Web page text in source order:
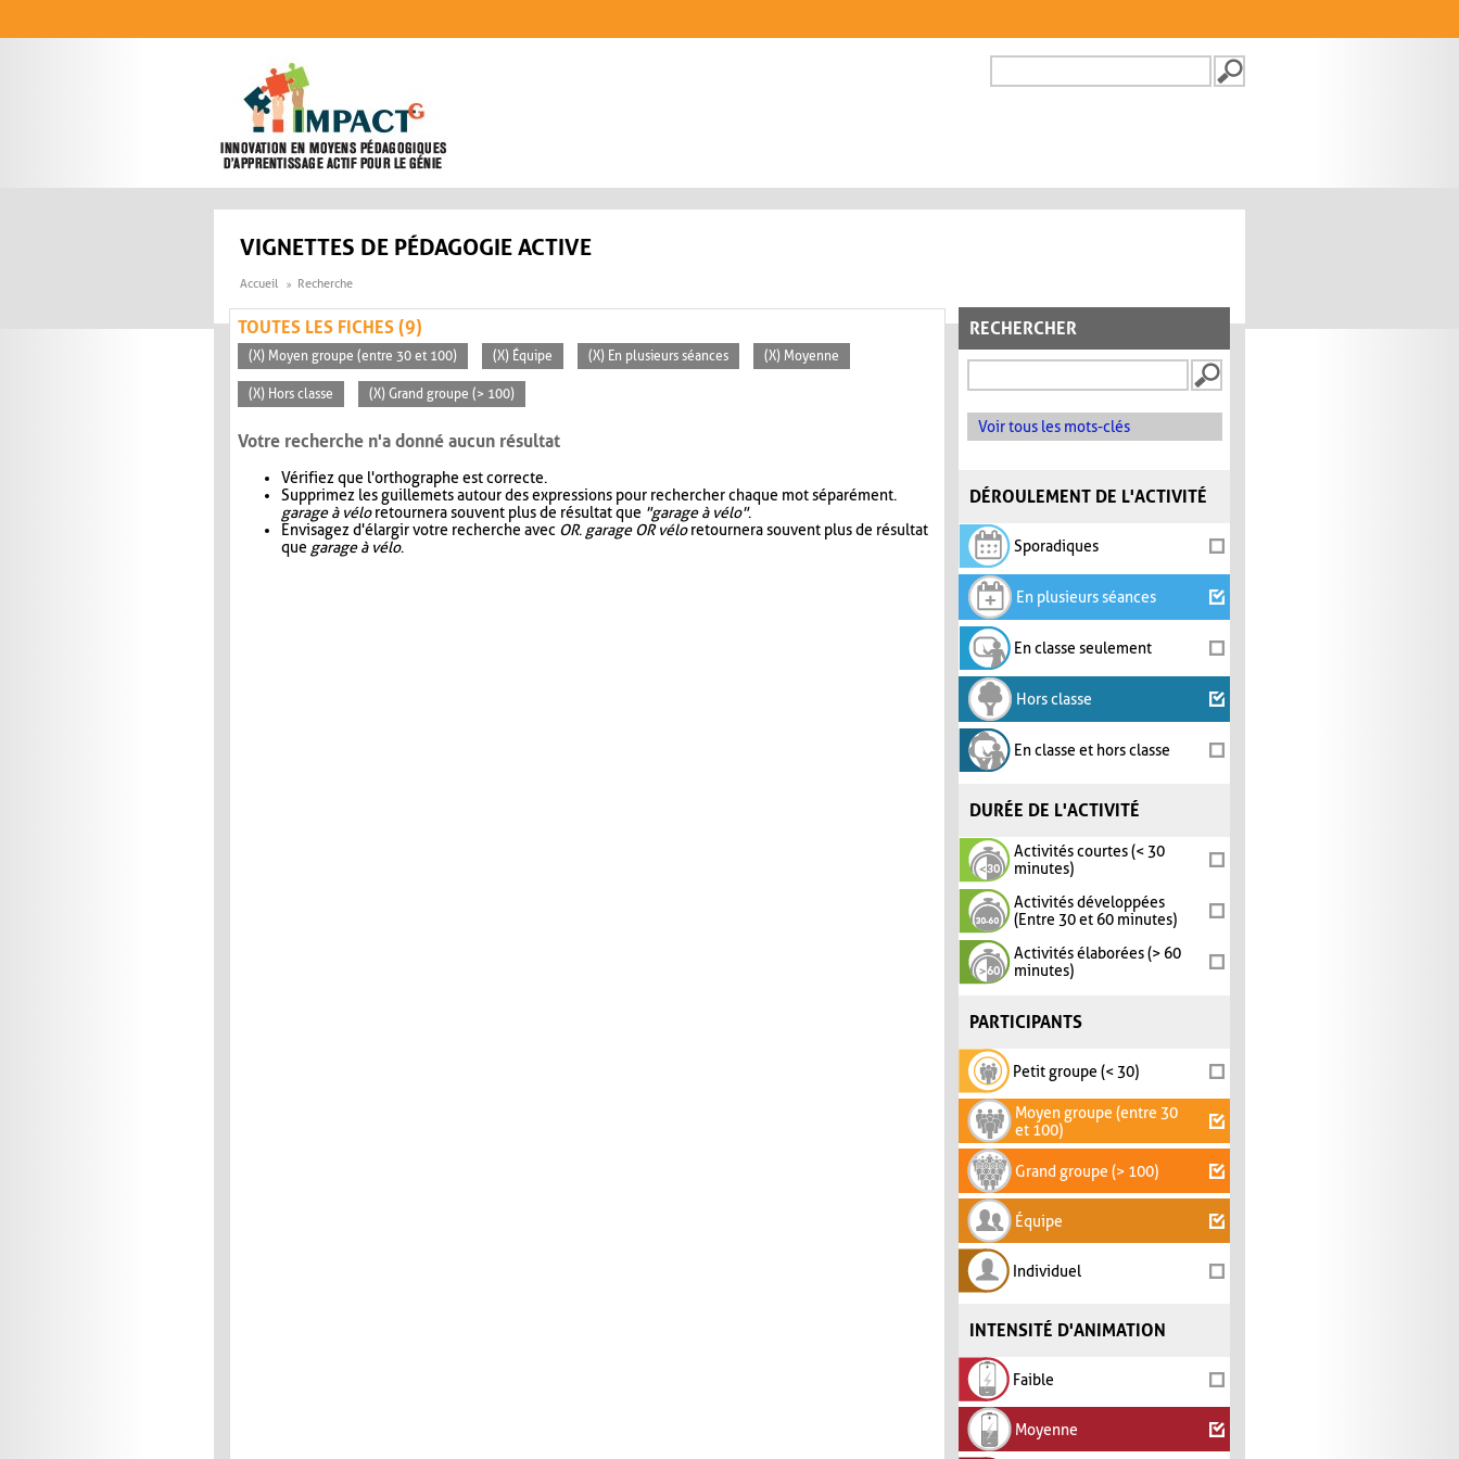
FORMULAIRE DE
VIGNETTES DE PÉDAGOGIE ACTIVE
Accueil Recherche
RECHERCHER
Voir tous les mots-clés
DÉROULEMENT DE L'ACTIVITÉ
Sporadiques
En plusieurs séances
En classe seulement
Hors classe
En classe et hors classe
DURÉE DE L'ACTIVITÉ
Activités courtes (< 30
minutes)
Activités développées
(Entre 30 et 60 minutes)
Activités élaborées (> 60
minutes)
PARTICIPANTS
Petit groupe (< 30)
Moyen groupe (entre 30
et 100)
Grand groupe (> 100)
Équipe
Individuel
INTENSITÉ D'ANIMATION
Faible
Moyenne
TOUTES LES FICHES (9)
(X) Moyen groupe (entre 30 et 100) (X) Équipe (X) En plusieurs séances (X) Moyenne
(X) Hors classe (X) Grand groupe (> 100)
Votre recherche n'a donné aucun résultat
Vérifiez que l'orthographe est correcte.
Supprimez les guillemets autour des expressions pour rechercher chaque mot séparément.
garage à véloretournera souvent plus de résultat que "garage à vélo".
Envisagez d'élargir votre recherche avec OR. garage OR véloretournera souvent plus de résultat
que garage à vélo.